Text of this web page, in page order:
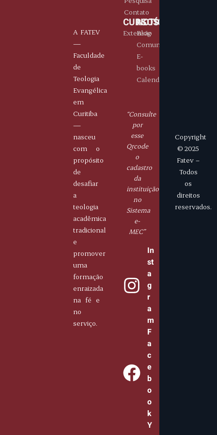
Contatos
A FATEV
—
Faculdade
de
Teologia
Evangélica
em
Curitiba
—
nasceu
com o
propósito
de
desafiar
a
teologia
acadêmica
tradicional
e
promover
uma
formação
enraizada
na fé e
no
serviço.
Contato
CURSOS
Extensão
NOTÍCIAS
Blog
Comunicados
E-
books
Calendário
“Consulte
por
esse
Qrcode
o
cadastro
da
instituição
no
Sistema
e-
MEC”
In
st
a
g
r
a
m
F
a
c
e
b
o
o
k
Y
Copyright
© 2025
Fatev –
Todos
os
direitos
reservados.